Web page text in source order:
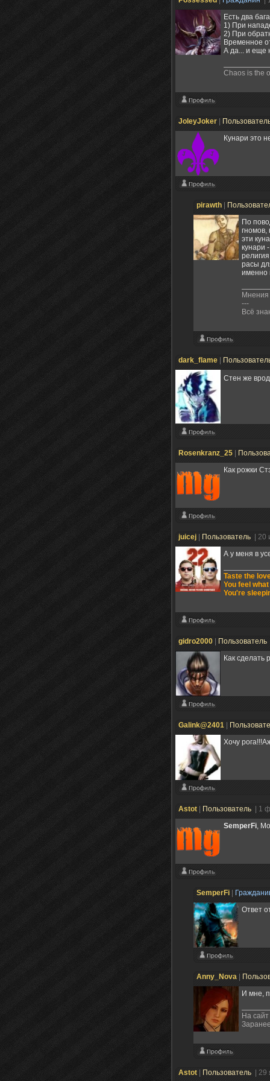
Есть два
1) При
2) При
Временное
А да... и еще
Chaos is the
JoleyJoker
Кунари это
pirawth
По
гномов,
эти
кунари
расы
именно
Мнения
---
Всё
dark_flame
Стен же
Rosenkranz_25
Как рожки
juicej Пользователь
|
А у меня в
Taste the
You feel
You're
gidro2000 Пользователь
Как сделать
Galink@2401
Хочу
Astot Пользователь
| 1
SemperFi,
SemperFi
Ответ
Anny_Nova
И мне,
На
Astot Пользователь |